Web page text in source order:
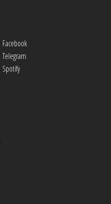
Facebook
Telegram
Spotify